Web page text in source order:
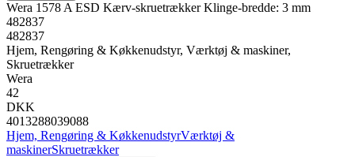
Wera 1578 A ESD Kærv-skruetrækker Klinge-bredde: 3 mm
482837
482837
Hjem, Rengøring & Køkkenudstyr, Værktøj & maskiner,
Skruetrækker
Wera
42
DKK
4013288039088
Hjem, Rengøring & KøkkenudstyrVærktøj &
maskinerSkruetrækker